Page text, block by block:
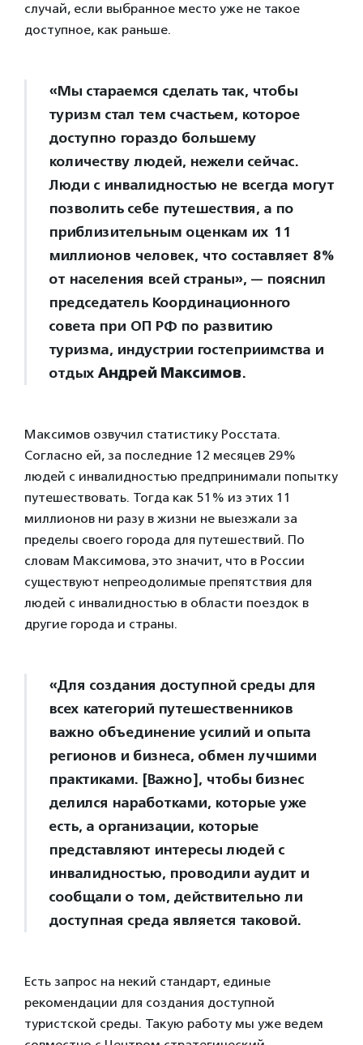
случай, если выбранное место уже не такое
доступное, как раньше.
«Мы стараемся сделать так, чтобы
туризм стал тем счастьем, которое
доступно гораздо большему
количеству людей, нежели сейчас.
Люди с инвалидностью не всегда могут
позволить себе путешествия, а по
приблизительным оценкам их 11
миллионов человек, что составляет 8%
от населения всей страны», — пояснил
председатель Координационного
совета при ОП РФ по развитию
туризма, индустрии гостеприимства и
отдых Андрей Максимов.
Максимов озвучил статистику Росстата.
Согласно ей, за последние 12 месяцев 29%
людей с инвалидностью предпринимали попытку
путешествовать. Тогда как 51% из этих 11
миллионов ни разу в жизни не выезжали за
пределы своего города для путешествий. По
словам Максимова, это значит, что в России
существуют непреодолимые препятствия для
людей с инвалидностью в области поездок в
другие города и страны.
«Для создания доступной среды для
всех категорий путешественников
важно объединение усилий и опыта
регионов и бизнеса, обмен лучшими
практиками. [Важно], чтобы бизнес
делился наработками, которые уже
есть, а организации, которые
представляют интересы людей с
инвалидностью, проводили аудит и
сообщали о том, действительно ли
доступная среда является таковой.
Есть запрос на некий стандарт, единые
рекомендации для создания доступной
туристской среды. Такую работу мы уже ведем